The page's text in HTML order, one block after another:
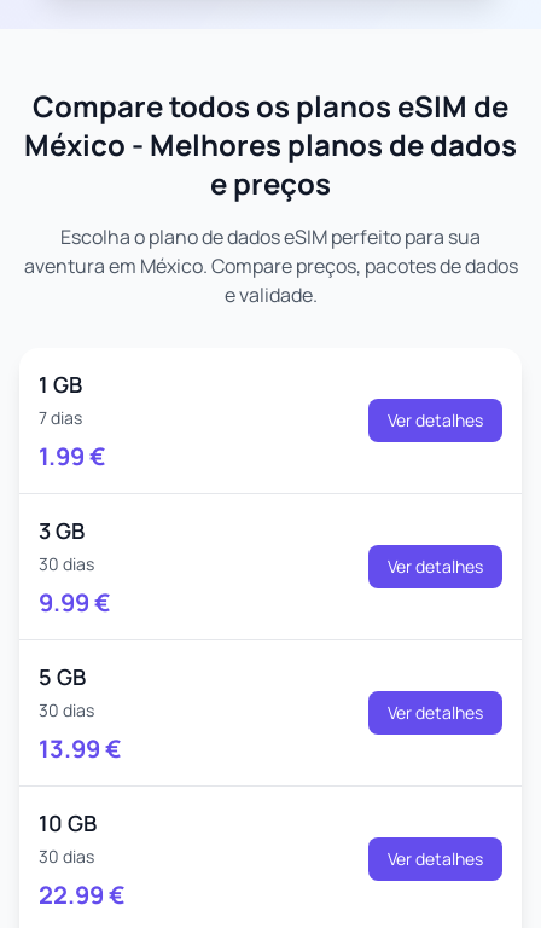
Compare todos os planos eSIM de
México - Melhores planos de dados
e preços
Escolha o plano de dados eSIM perfeito para sua
aventura em México. Compare preços, pacotes de dados
e validade.
1 GB
7 dias
1.99€
Ver detalhes
3 GB
30 dias
9.99€
Ver detalhes
5 GB
30 dias
13.99€
Ver detalhes
10 GB
30 dias
22.99€
Ver detalhes